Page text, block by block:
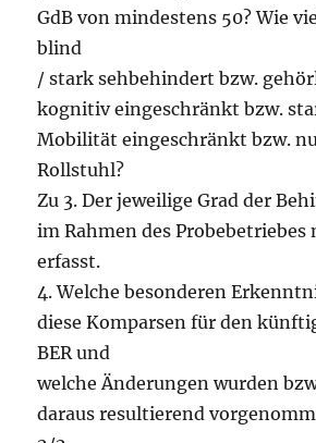
GdB von mindestens 50? Wie
blind
/ stark sehbehindert bzw.
kognitiv eingeschränkt bzw.
Mobilität eingeschränkt bzw.
Rollstuhl?
Zu 3. Der jeweilige Grad der
im Rahmen des Probebetriebes
erfasst.
4. Welche besonderen
diese Komparsen für den
BER und
welche Änderungen wurden
daraus resultierend